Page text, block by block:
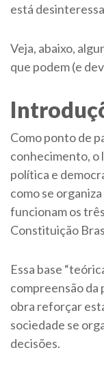
está
Veja, abaixo,
que podem (e
Como ponto de
conhecimento, o
política e
como se
funcionam os
Constituição
Essa base
compreensão da
obra reforçar
sociedade se
decisões.